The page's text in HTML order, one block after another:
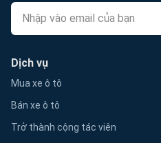
Dịch vụ
Mua xe ô tô
Bán xe ô tô
Trở thành cộng tác viên